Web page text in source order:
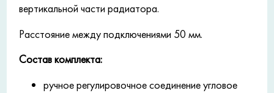
вертикальной части радиатора.
Расстояние между подключениями 50 мм.
Состав комплекта:
ручное регулировочное соединение угловое